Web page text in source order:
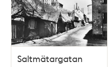
Saltmätargatan